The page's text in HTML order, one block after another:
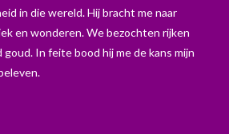
in die wereld. Hij bracht me naar
en wonderen. We bezochten rijken
In feite bood hij me de kans mijn